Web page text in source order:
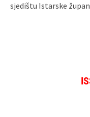
sjedištu Istarske